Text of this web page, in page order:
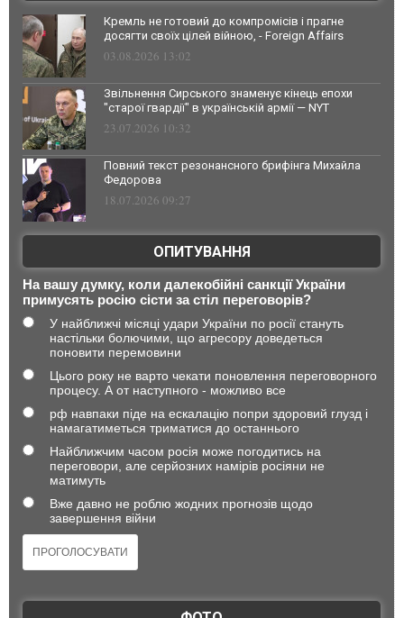
Кремль не готовий до компромісів і прагне
досягти своїх цілей війною, - Foreign Affairs
03.08.2026 13:02
Звільнення Сирського знаменує кінець епохи
"старої гвардії" в українській армії — NYT
23.07.2026 10:32
Повний текст резонансного брифінга Михайла
Федорова
18.07.2026 09:27
ОПИТУВАННЯ
На вашу думку, коли далекобійні санкції України
примусять росію сісти за стіл переговорів?
У найближчі місяці удари України по росії стануть
настільки болючими, що агресору доведеться
поновити перемовини
Цього року не варто чекати поновлення переговорного
процесу. А от наступного - можливо все
рф навпаки піде на ескалацію попри здоровий глузд і
намагатиметься триматися до останнього
Найближчим часом росія може погодитись на
переговори, але серйозних намірів росіяни не
матимуть
Вже давно не роблю жодних прогнозів щодо
завершення війни